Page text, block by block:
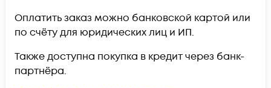
Оплатить заказ можно банковской картой или
по счёту для юридических лиц и ИП.
Также доступна покупка в кредит через банк-
партнёра.